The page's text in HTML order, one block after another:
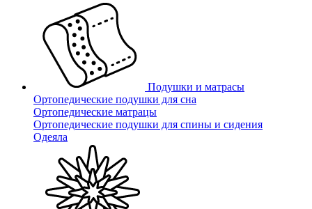
Подушки и матрасы
Ортопедические подушки для сна
Ортопедические матрацы
Ортопедические подушки для спины и сидения
Одеяла